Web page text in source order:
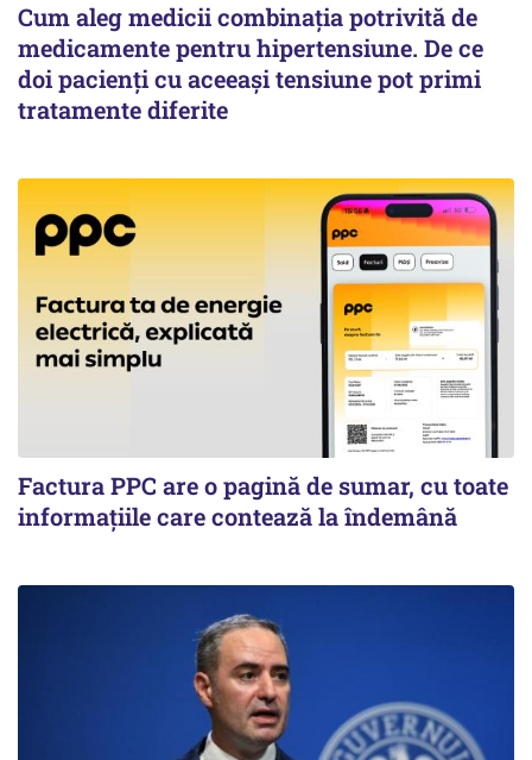
Cum aleg medicii combinația potrivită de
medicamente pentru hipertensiune. De ce
doi pacienți cu aceeași tensiune pot primi
tratamente diferite
Factura PPC are o pagină de sumar, cu toate
informațiile care contează la îndemână